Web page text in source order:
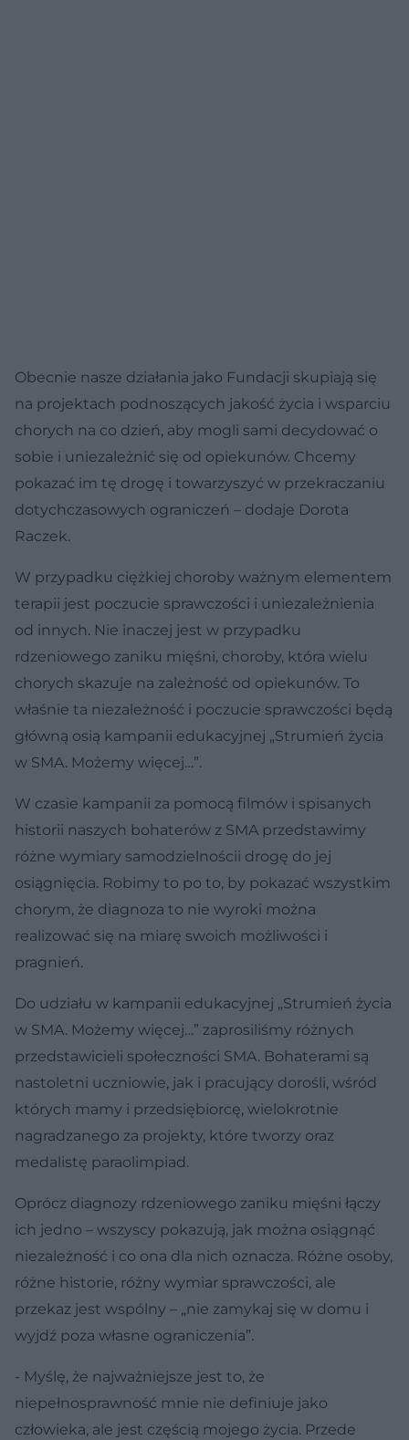
Obecnie nasze działania jako Fundacji skupiają się
na projektach podnoszących jakość życia i wsparciu
chorych na co dzień, aby mogli sami decydować o
sobie i uniezależnić się od opiekunów. Chcemy
pokazać im tę drogę i towarzyszyć w przekraczaniu
dotychczasowych ograniczeń – dodaje Dorota
Raczek.
W przypadku ciężkiej choroby ważnym elementem
terapii jest poczucie sprawczości i uniezależnienia
od innych. Nie inaczej jest w przypadku
rdzeniowego zaniku mięśni, choroby, która wielu
chorych skazuje na zależność od opiekunów. To
właśnie ta niezależność i poczucie sprawczości będą
główną osią kampanii edukacyjnej „Strumień życia
w SMA. Możemy więcej…”.
W czasie kampanii za pomocą filmów i spisanych
historii naszych bohaterów z SMA przedstawimy
różne wymiary samodzielnościi drogę do jej
osiągnięcia. Robimy to po to, by pokazać wszystkim
chorym, że diagnoza to nie wyroki można
realizować się na miarę swoich możliwości i
pragnień.
Do udziału w kampanii edukacyjnej „Strumień życia
w SMA. Możemy więcej…” zaprosiliśmy różnych
przedstawicieli społeczności SMA. Bohaterami są
nastoletni uczniowie, jak i pracujący dorośli, wśród
których mamy i przedsiębiorcę, wielokrotnie
nagradzanego za projekty, które tworzy oraz
medalistę paraolimpiad.
Oprócz diagnozy rdzeniowego zaniku mięśni łączy
ich jedno – wszyscy pokazują, jak można osiągnąć
niezależność i co ona dla nich oznacza. Różne osoby,
różne historie, różny wymiar sprawczości, ale
przekaz jest wspólny – „nie zamykaj się w domu i
wyjdź poza własne ograniczenia”.
- Myślę, że najważniejsze jest to, że
niepełnosprawność mnie nie definiuje jako
człowieka, ale jest częścią mojego życia. Przede